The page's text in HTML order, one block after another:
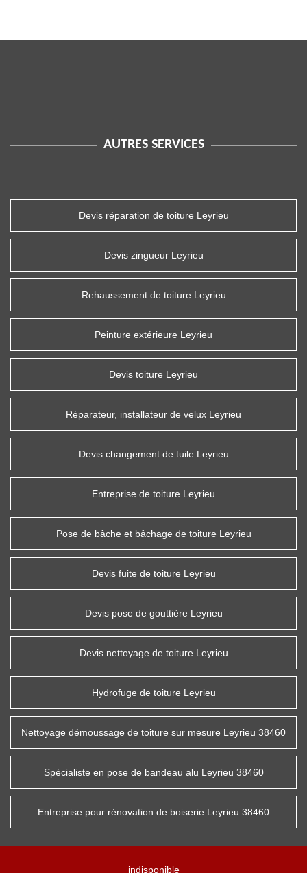
AUTRES SERVICES
Devis réparation de toiture Leyrieu
Devis zingueur Leyrieu
Rehaussement de toiture Leyrieu
Peinture extérieure Leyrieu
Devis toiture Leyrieu
Réparateur, installateur de velux Leyrieu
Devis changement de tuile Leyrieu
Entreprise de toiture Leyrieu
Pose de bâche et bâchage de toiture Leyrieu
Devis fuite de toiture Leyrieu
Devis pose de gouttière Leyrieu
Devis nettoyage de toiture Leyrieu
Hydrofuge de toiture Leyrieu
Nettoyage démoussage de toiture sur mesure Leyrieu 38460
Spécialiste en pose de bandeau alu Leyrieu 38460
Entreprise pour rénovation de boiserie Leyrieu 38460
indisponible